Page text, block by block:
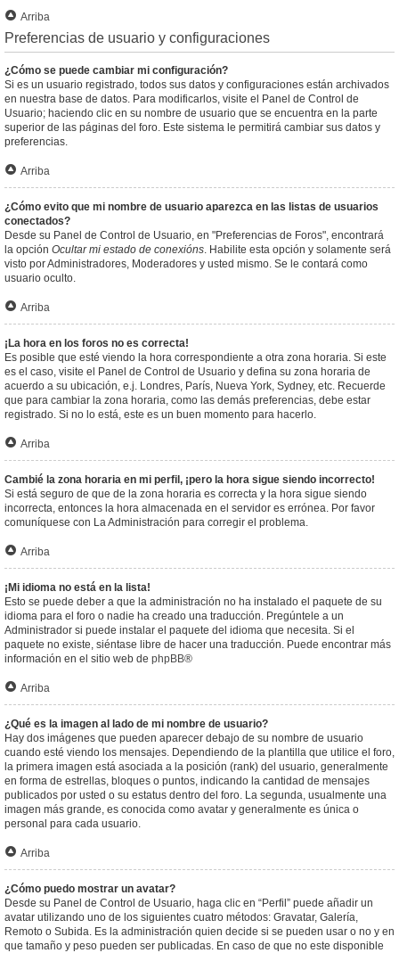
Arriba
Preferencias de usuario y configuraciones
¿Cómo se puede cambiar mi configuración?
Si es un usuario registrado, todos sus datos y configuraciones están archivados
en nuestra base de datos. Para modificarlos, visite el Panel de Control de
Usuario; haciendo clic en su nombre de usuario que se encuentra en la parte
superior de las páginas del foro. Este sistema le permitirá cambiar sus datos y
preferencias.
Arriba
¿Cómo evito que mi nombre de usuario aparezca en las listas de usuarios
conectados?
Desde su Panel de Control de Usuario, en "Preferencias de Foros", encontrará
la opción Ocultar mi estado de conexións. Habilite esta opción y solamente será
visto por Administradores, Moderadores y usted mismo. Se le contará como
usuario oculto.
Arriba
¡La hora en los foros no es correcta!
Es posible que esté viendo la hora correspondiente a otra zona horaria. Si este
es el caso, visite el Panel de Control de Usuario y defina su zona horaria de
acuerdo a su ubicación, e.j. Londres, París, Nueva York, Sydney, etc. Recuerde
que para cambiar la zona horaria, como las demás preferencias, debe estar
registrado. Si no lo está, este es un buen momento para hacerlo.
Arriba
Cambié la zona horaria en mi perfil, ¡pero la hora sigue siendo incorrecto!
Si está seguro de que de la zona horaria es correcta y la hora sigue siendo
incorrecta, entonces la hora almacenada en el servidor es errónea. Por favor
comuníquese con La Administración para corregir el problema.
Arriba
¡Mi idioma no está en la lista!
Esto se puede deber a que la administración no ha instalado el paquete de su
idioma para el foro o nadie ha creado una traducción. Pregúntele a un
Administrador si puede instalar el paquete del idioma que necesita. Si el
paquete no existe, siéntase libre de hacer una traducción. Puede encontrar más
información en el sitio web de phpBB®
Arriba
¿Qué es la imagen al lado de mi nombre de usuario?
Hay dos imágenes que pueden aparecer debajo de su nombre de usuario
cuando esté viendo los mensajes. Dependiendo de la plantilla que utilice el foro,
la primera imagen está asociada a la posición (rank) del usuario, generalmente
en forma de estrellas, bloques o puntos, indicando la cantidad de mensajes
publicados por usted o su estatus dentro del foro. La segunda, usualmente una
imagen más grande, es conocida como avatar y generalmente es única o
personal para cada usuario.
Arriba
¿Cómo puedo mostrar un avatar?
Desde su Panel de Control de Usuario, haga clic en “Perfil” puede añadir un
avatar utilizando uno de los siguientes cuatro métodos: Gravatar, Galería,
Remoto o Subida. Es la administración quien decide si se pueden usar o no y en
que tamaño y peso pueden ser publicadas. En caso de que no este disponible